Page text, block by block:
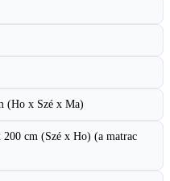
(Ho x Szé x Ma)
cm (Szé x Ho) (a matrac